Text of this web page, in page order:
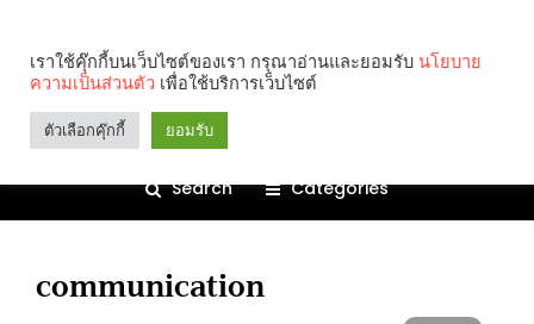
Search Categories
communication
เราใช้คุ๊กกี้บนเว็บไซต์ของเรา กรุณาอ่านและยอมรับ นโยบาย
ความเป็นส่วนตัว เพื่อใช้บริการเว็บไซต์
ตัวเลือกคุ๊กกี้ ยอมรับ